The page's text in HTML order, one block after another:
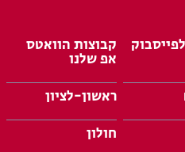
קבוצות הוואטס
אפ שלנו
ראשון-לציון
חולון